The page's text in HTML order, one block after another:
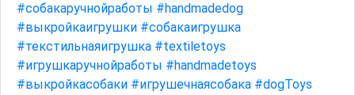
#собакаручнойработы #handmadedog
#выкройкаигрушки #собакаигрушка
#текстильнаяигрушка #textiletoys
#игрушкаручнойработы #handmadetoys
#выкройкасобаки #игрушечнаясобака #dogToys